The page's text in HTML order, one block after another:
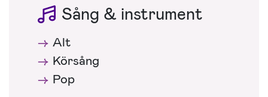
Sång & instrument
Alt
Körsång
Pop